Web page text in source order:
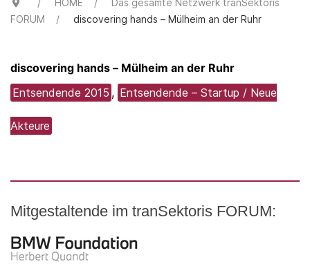
HOME
Das gesamte Netzwerk tranSektoris
FORUM
discovering hands – Mülheim an der Ruhr
discovering hands – Mülheim an der Ruhr
Entsendende 2015 , Entsendende – Startup / Neue
Akteure
Mitgestaltende im tranSektoris FORUM:
Logo – BMW Foundation Herbert Quandt